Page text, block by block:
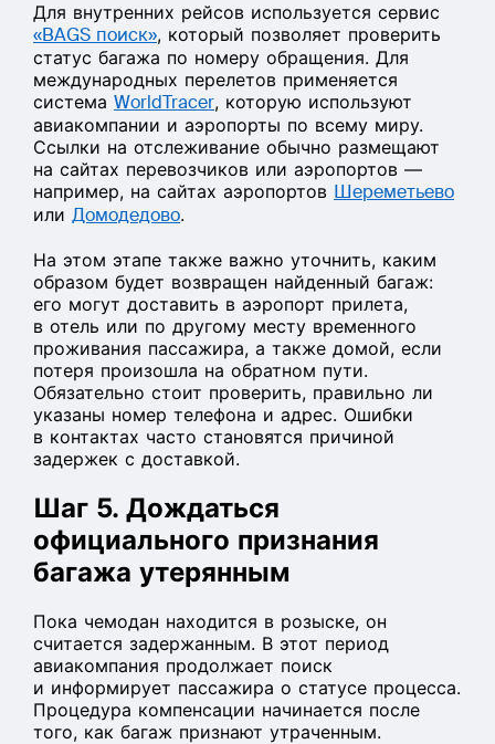
Для внутренних рейсов используется сервис
«BAGS поиск», который позволяет проверить
статус багажа по номеру обращения. Для
международных перелетов применяется
система WorldTracer, которую используют
авиакомпании и аэропорты по всему миру.
Ссылки на отслеживание обычно размещают
на сайтах перевозчиков или аэропортов —
например, на сайтах аэропортов Шереметьево
или Домодедово.
На этом этапе также важно уточнить, каким
образом будет возвращен найденный багаж:
его могут доставить в аэропорт прилета,
в отель или по другому месту временного
проживания пассажира, а также домой, если
потеря произошла на обратном пути.
Обязательно стоит проверить, правильно ли
указаны номер телефона и адрес. Ошибки
в контактах часто становятся причиной
задержек с доставкой.
Шаг 5. Дождаться
официального признания
багажа утерянным
Пока чемодан находится в розыске, он
считается задержанным. В этот период
авиакомпания продолжает поиск
и информирует пассажира о статусе процесса.
Процедура компенсации начинается после
того, как багаж признают утраченным.